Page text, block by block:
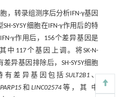
，转录组测序后分析IFN-γ基因
SY5Y细胞在IFN-γ作用后的特
γ作用后，156个差异基因是
中117个基因上调。将SK-N-
差异基因排除后，SH-SY5Y细胞
有差异基因包括 SULT2B1、
PARP15和LINC02574 等，其 中